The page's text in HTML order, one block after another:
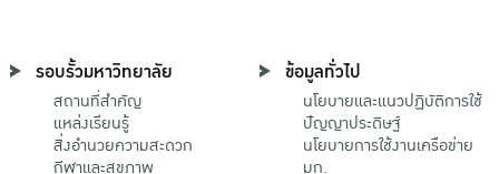
รอบรั้วมหาวิทยาลัย
สถานที่สำคัญ
แหล่งเรียนรู้
สิ่งอำนวยความสะดวก
กีฬาและสุขภาพ
ข้อมูลทั่วไป
นโยบายและแนวปฏิบัติการใช้
ปัญญาประดิษฐ์
นโยบายการใช้งานเครือข่าย
มก.